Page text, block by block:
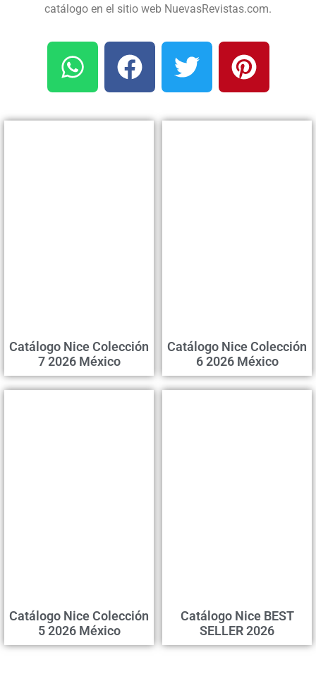
catálogo en el sitio web NuevasRevistas.com.
Catálogo Nice Colección
7 2026 México
Catálogo Nice Colección
6 2026 México
Catálogo Nice Colección
5 2026 México
Catálogo Nice BEST
SELLER 2026